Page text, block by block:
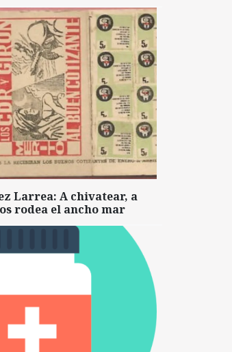
Larrea: A chivatear, a
rodea el ancho mar